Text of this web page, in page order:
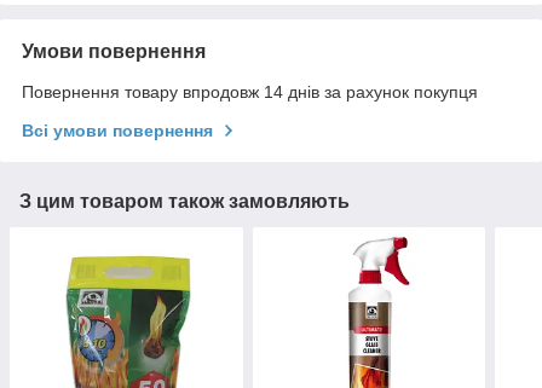
Умови повернення
Повернення товару впродовж 14 днів за рахунок покупця
Всі умови повернення
З цим товаром також замовляють